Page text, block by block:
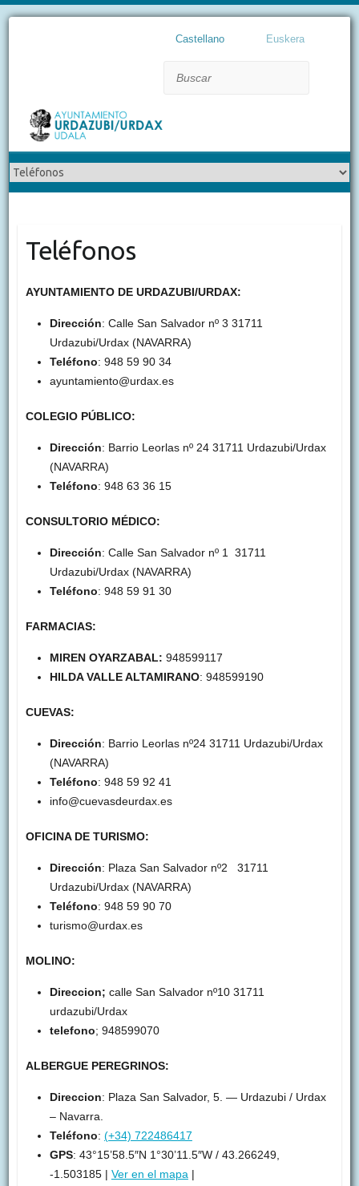
Castellano Euskera
Teléfonos
AYUNTAMIENTO DE URDAZUBI/URDAX:
Dirección: Calle San Salvador nº 3 31711
Urdazubi/Urdax (NAVARRA)
Teléfono: 948 59 90 34
ayuntamiento@urdax.es
COLEGIO PÚBLICO:
Dirección: Barrio Leorlas nº 24 31711 Urdazubi/Urdax
(NAVARRA)
Teléfono: 948 63 36 15
CONSULTORIO MÉDICO:
Dirección: Calle San Salvador nº 1 31711
Urdazubi/Urdax (NAVARRA)
Teléfono: 948 59 91 30
FARMACIAS:
MIREN OYARZABAL: 948599117
HILDA VALLE ALTAMIRANO: 948599190
CUEVAS:
Dirección: Barrio Leorlas nº24 31711 Urdazubi/Urdax
(NAVARRA)
Teléfono: 948 59 92 41
info@cuevasdeurdax.es
OFICINA DE TURISMO:
Dirección: Plaza San Salvador nº2 31711
Urdazubi/Urdax (NAVARRA)
Teléfono: 948 59 90 70
turismo@urdax.es
MOLINO:
Direccion; calle San Salvador nº10 31711
urdazubi/Urdax
telefono; 948599070
ALBERGUE PEREGRINOS:
Direccion: Plaza San Salvador, 5. — Urdazubi / Urdax
– Navarra.
Teléfono: (+34) 722486417
GPS: 43°15’58.5″N 1°30’11.5″W / 43.266249,
-1.503185 | Ver en el mapa |